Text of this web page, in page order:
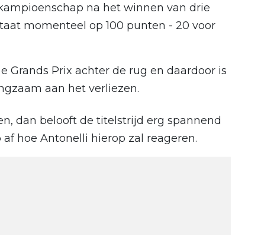
na het winnen van drie
momenteel op 100 punten - 20 voor
Grands Prix achter de rug en daardoor is
aan het verliezen.
dan belooft de titelstrijd erg spannend
hoe Antonelli hierop zal reageren.